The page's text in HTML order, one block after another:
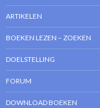
ARTIKELEN
BOEKEN LEZEN – ZOEKEN
DOELSTELLING
FORUM
DOWNLOAD BOEKEN